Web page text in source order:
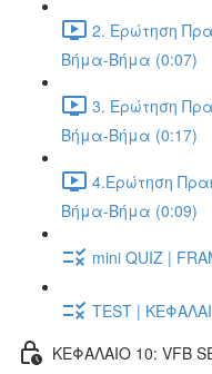
2. Ερώτηση
Βήμα-Βήμα (0:07)
3. Ερώτηση
Βήμα-Βήμα (0:17)
4.Ερώτηση
Βήμα-Βήμα (0:09)
mini QUIZ |
TEST |
ΚΕΦΑΛΑΙΟ 10: VFB